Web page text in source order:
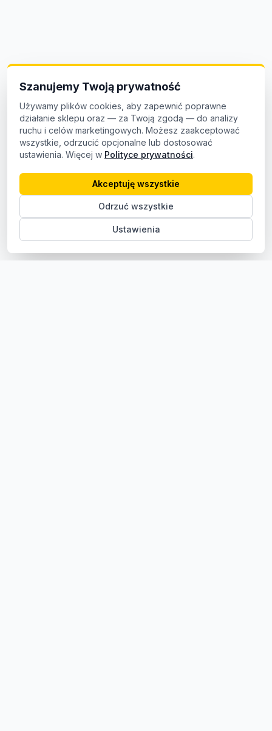
Szanujemy Twoją prywatność
Używamy plików cookies, aby zapewnić poprawne
działanie sklepu oraz — za Twoją zgodą — do analizy
ruchu i celów marketingowych. Możesz zaakceptować
wszystkie, odrzucić opcjonalne lub dostosować
ustawienia. Więcej w Polityce prywatności.
Ustawienia
Odrzuć wszystkie
Akceptuję wszystkie